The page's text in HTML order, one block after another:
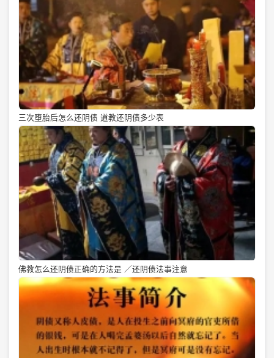
三次堕胎后怎么还阴债 道教还阴债多少表
佛教怎么还阴债正确的方法是 ／还阴债法事注意